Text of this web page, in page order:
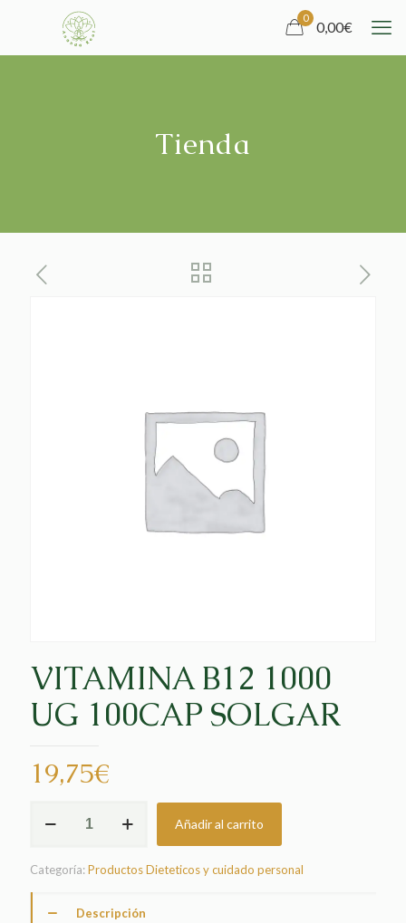
0
0,00€
Tienda
VITAMINA B12 1000
UG 100CAP SOLGAR
19,75€
B12
100CAP
SOLGAR
cantidad
Añadir al carrito
Categoría:Productos Dieteticos y cuidado personal
Descripción